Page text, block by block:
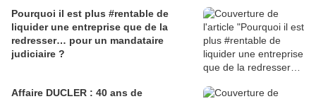
Pourquoi il est plus #rentable de
liquider une entreprise que de la
redresser… pour un mandataire
judiciaire ?
Affaire DUCLER : 40 ans de